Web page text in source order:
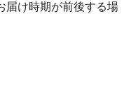
届け時期が前後する場